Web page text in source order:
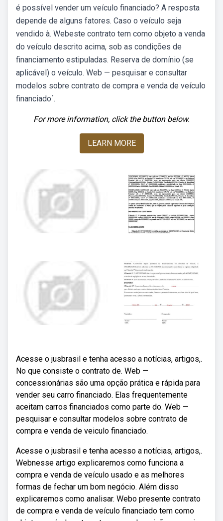
é possível vender um veículo financiado? A resposta
depende de alguns fatores. Caso o veículo seja
vendido à. Webeste contrato tem como objeto a venda
do veículo descrito acima, sob as condições de
financiamento estipuladas. Reserva de domínio (se
aplicável) o veículo. Web — pesquisar e consultar
modelos sobre contrato de compra e venda de veículo
financiado´.
For more information, click the button below.
LEARN MORE
Acesse o jusbrasil e tenha acesso a notícias, artigos,.
No que consiste o contrato de. Web —
concessionárias são uma opção prática e rápida para
vender seu carro financiado. Elas frequentemente
aceitam carros financiados como parte do. Web —
pesquisar e consultar modelos sobre contrato de
compra e venda de veiculo financiado.
Acesse o jusbrasil e tenha acesso a notícias, artigos,.
Webnesse artigo explicaremos como funciona a
compra e venda de veículo usado e as melhores
formas de fechar um bom negócio. Além disso
explicaremos como analisar. Webo presente contrato
de compra e venda de veículo financiado tem como